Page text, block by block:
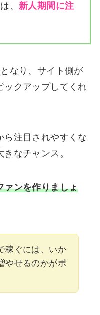
、新人期間に注
なり、サイト側が
ックアップしてくれ
ら注目されやすくな
なチャンス。
ァンを作りましょ
稼ぐには、いか
やせるのかがポ